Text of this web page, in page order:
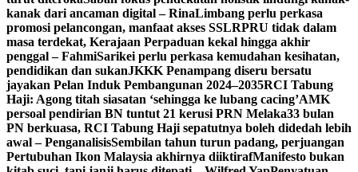
kanak dari ancaman digital – RinaLimbang perlu perkasa
promosi pelancongan, manfaat akses SSLRPRU tidak dalam
masa terdekat, Kerajaan Perpaduan kekal hingga akhir
penggal – FahmiSarikei perlu perkasa kemudahan kesihatan,
pendidikan dan sukanJKKK Penampang diseru bersatu
jayakan Pelan Induk Pembangunan 2024–2035RCI Tabung
Haji: Agong titah siasatan ‘sehingga ke lubang cacing’AMK
persoal pendirian BN tuntut 21 kerusi PRN Melaka33 bulan
PN berkuasa, RCI Tabung Haji sepatutnya boleh didedah lebih
awal – PenganalisisSembilan tahun turun padang, perjuangan
Pertubuhan Ikon Malaysia akhirnya diiktirafManifesto bukan